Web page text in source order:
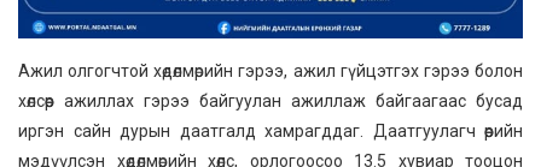
Ажил олгогчтой хөдөлмөрийн гэрээ, ажил гүйцэтгэх гэрээ болон
хөлсөөр ажиллах гэрээ байгуулан ажиллаж байгаагаас бусад
иргэн сайн дурын даатгалд хамрагддаг. Даатгуулагч өөрийн
мэдүүлсэн хөдөлмөрийн хөлс, орлогоосоо 13.5 хувиар тооцон